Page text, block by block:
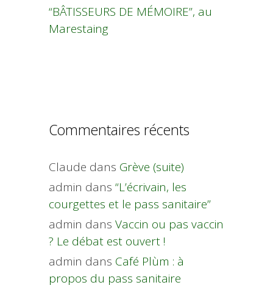
“BÂTISSEURS DE MÉMOIRE”, au
Marestaing
Commentaires récents
Claude dans Grève (suite)
admin dans “L’écrivain, les
courgettes et le pass sanitaire”
admin dans Vaccin ou pas vaccin
? Le débat est ouvert !
admin dans Café Plùm : à
propos du pass sanitaire